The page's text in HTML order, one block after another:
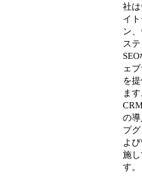
社
イ
ン
ス
ェ
を
ま
の
プ
よ
施
す。